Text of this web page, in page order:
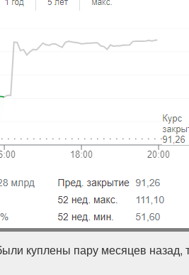
куплены пару месяцев назад,